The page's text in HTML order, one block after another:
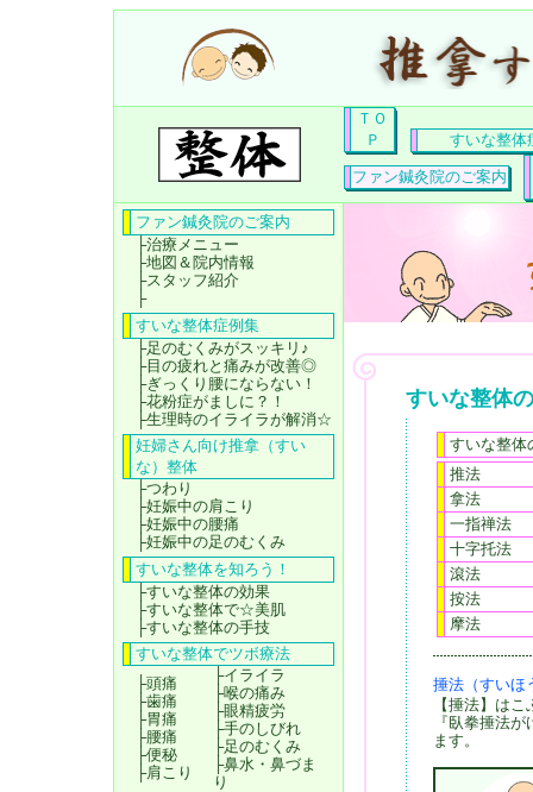
ＴＯ
Ｐ
すいな整体
ファン鍼灸院のご案内
ファン鍼灸院のご案内
├治療メニュー
├地図＆院内情報
├スタッフ紹介
├
すいな整体症例集
├足のむくみがスッキリ♪
├目の疲れと痛みが改善◎
├ぎっくり腰にならない！
├花粉症がましに？！
├生理時のイライラが解消☆
妊婦さん向け推拿（すい
な）整体
├つわり
├妊娠中の肩こり
├妊娠中の腰痛
├妊娠中の足のむくみ
すいな整体を知ろう！
├すいな整体の効果
├すいな整体で☆美肌
├すいな整体の手技
すいな整体でツボ療法
├頭痛
├歯痛
├胃痛
├腰痛
├便秘
├肩こり
├イライラ
├喉の痛み
├眼精疲労
├手のしびれ
├足のむくみ
├鼻水・鼻づま
り
すいな整体
すいな整体
推法
拿法
一指禅法
十字托法
滾法
按法
摩法
捶法（すいほ
【捶法】は
『臥拳捶法
ます。